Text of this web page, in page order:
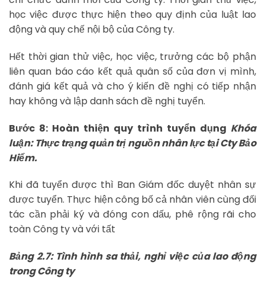
học việc được thực hiện theo quy định của luật lao
động và quy chế nội bộ của Công ty.
Hết thời gian thử việc, học việc, trưởng các bộ phận
liên quan báo cáo kết quả quân số của đơn vị mình,
đánh giá kết quả và cho ý kiến đề nghị có tiếp nhận
hay không và lập danh sách đề nghị tuyển.
Bước 8: Hoàn thiện quy trình tuyển dụng Khóa
luận: Thực trạng quản trị nguồn nhân lực tại Cty Bảo
Hiểm.
Khi đã tuyển được thì Ban Giám đốc duyệt nhân sự
được tuyển. Thực hiện công bố cả nhân viên cùng đối
tác cần phải ký và đóng con dấu, phê rộng rãi cho
toàn Công ty và với tất
Bảng 2.7: Tình hình sa thải, nghỉ việc của lao động
trong Công ty